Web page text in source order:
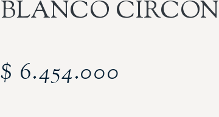
BLANCO CIRCON
$ 6.454.000